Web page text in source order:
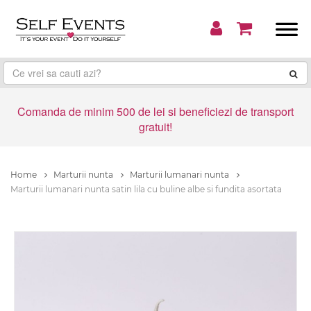
Comanda de minim 500 de lei si beneficiezi de transport
gratuit!
Home Marturii nunta
Marturii lumanari nunta
Marturii lumanari nunta satin lila cu buline albe si fundita asortata